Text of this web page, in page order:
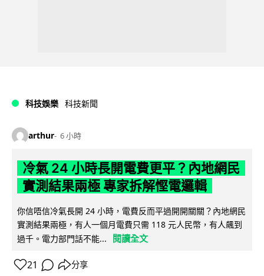
科技娛樂 科技新聞
arthur 6 小時
冷氣 24 小時長開電費更平？內地網民
實測結果兩極 專家拆解慳電邏輯
你信唔信冷氣長開 24 小時，電費反而平過開開關關？內地網民
實測結果兩極，有人一個月電費只需 118 元人民幣，有人飆到
過千。電力部門話不能...
閱讀全文
21 分享